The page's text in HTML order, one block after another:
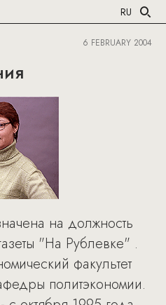
RU
6 FEBRUARY 2004
на должность
"На Рублевке" .
факультет
политэкономии.